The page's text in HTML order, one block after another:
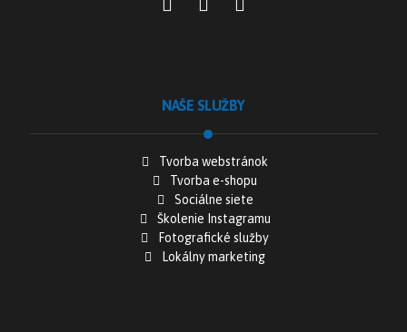
NAŠE SLUŽBY
Tvorba webstránok
Tvorba e-shopu
Sociálne siete
Školenie Instagramu
Fotografické služby
Lokálny marketing